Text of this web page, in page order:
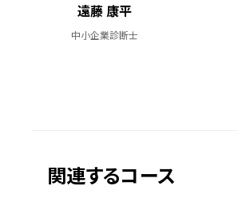
遠藤 康平
中小企業診断士
関連するコース